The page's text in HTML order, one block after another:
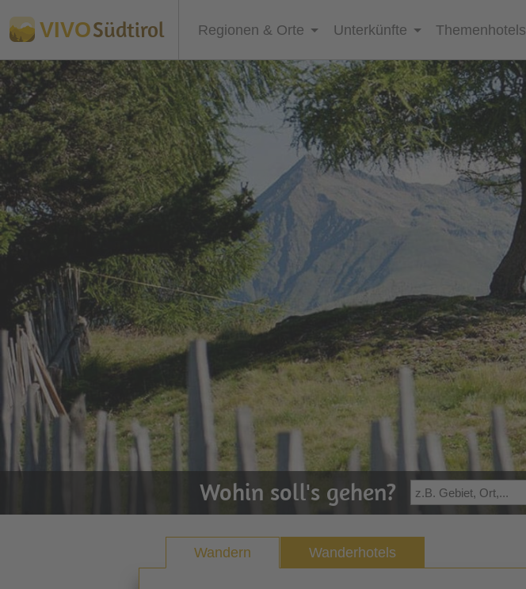
VIVOSüdtirol Regionen & Orte Unterkünfte Themenhotels
Wohin soll's gehen?
Wandern Wanderhotels